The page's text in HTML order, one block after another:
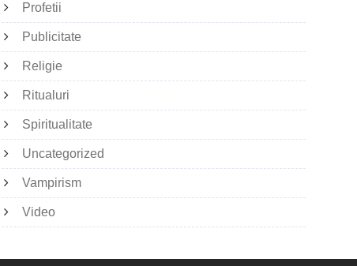
Profetii
Publicitate
Religie
Ritualuri
Spiritualitate
Uncategorized
Vampirism
Video